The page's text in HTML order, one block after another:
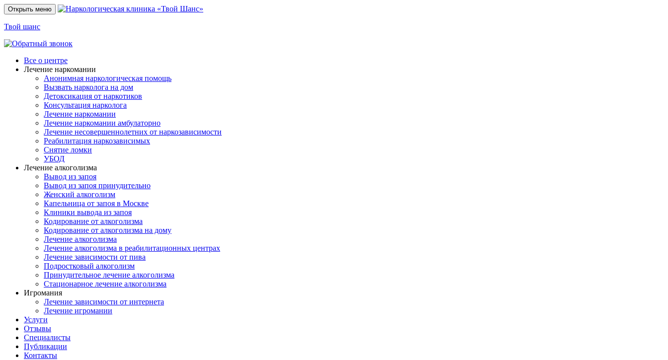
Открыть меню
Твой шанс
Все о центре
Лечение наркомании
Анонимная наркологическая помощь
Вызвать нарколога на дом
Детоксикация от наркотиков
Консультация нарколога
Лечение наркомании
Лечение наркомании амбулаторно
Лечение несовершеннолетних от наркозависимости
Реабилитация наркозависимых
Снятие ломки
УБОД
Лечение алкоголизма
Вывод из запоя
Вывод из запоя принудительно
Женский алкоголизм
Капельница от запоя в Москве
Клиники вывода из запоя
Кодирование от алкоголизма
Кодирование от алкоголизма на дому
Лечение алкоголизма
Лечение алкоголизма в реабилитационных центрах
Лечение зависимости от пива
Подростковый алкоголизм
Принудительное лечение алкоголизма
Стационарное лечение алкоголизма
Игромания
Лечение зависимости от интернета
Лечение игромании
Услуги
Отзывы
Специалисты
Публикации
Контакты